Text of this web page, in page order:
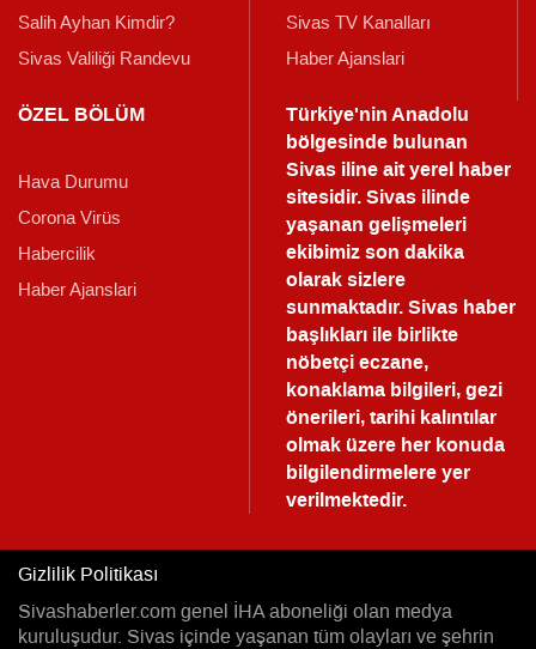
Salih Ayhan Kimdir?
Sivas Valiliği Randevu
Sivas TV Kanalları
Haber Ajanslari
ÖZEL BÖLÜM
Hava Durumu
Corona Virüs
Habercilik
Haber Ajanslari
Türkiye'nin Anadolu
bölgesinde bulunan
Sivas iline ait yerel haber
sitesidir. Sivas ilinde
yaşanan gelişmeleri
ekibimiz son dakika
olarak sizlere
sunmaktadır.Sivas haber
başlıkları ile birlikte
nöbetçi eczane,
konaklama bilgileri, gezi
önerileri, tarihi kalıntılar
olmak üzere her konuda
bilgilendirmelere yer
verilmektedir.
Gizlilik Politikası
Sivashaberler.com genel İHA aboneliği olan medya
kuruluşudur. Sivas içinde yaşanan tüm olayları ve şehrin